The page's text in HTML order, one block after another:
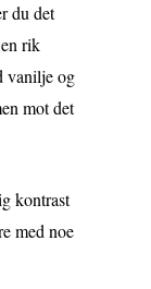
du det
rik
vanilje og
mot det
kontrast
med noe